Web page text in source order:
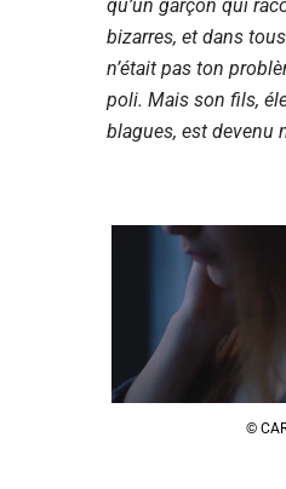
qu’un garçon qui
bizarres, et dans
n’était pas ton
poli. Mais son fils,
blagues, est devenu
©